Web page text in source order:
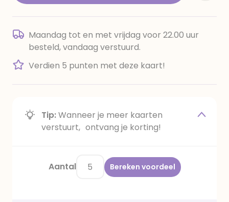
Maandag tot en met vrijdag voor 22.00 uur
besteld, vandaag verstuurd.
Verdien 5 punten met deze kaart!
Tip:Wanneer je meer kaarten
verstuurt, ontvang je korting!
Aantal Bereken voordeel